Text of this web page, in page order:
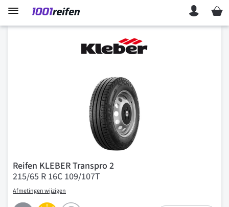
Mein
Reifen KLEBER Transpro 2
215/65 R 16C 109/107T
Afmetingen wijzigen